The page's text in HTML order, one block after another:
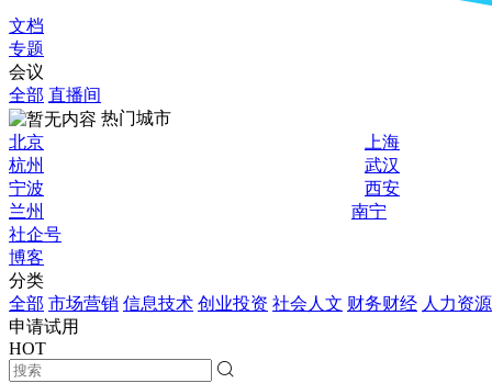
文档
专题
会议
全部 直播间
热门城市
北京
上海
杭州
武汉
宁波
西安
兰州
南宁
社企号
博客
分类
全部 市场营销 信息技术 创业投资 社会人文 财务财经 人力资源
申请试用
HOT